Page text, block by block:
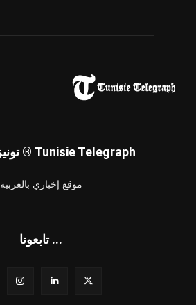
تونيزي تلغراف ® Tunisie Telegraph
موقع إخباري بالعربية
تابعونا ...